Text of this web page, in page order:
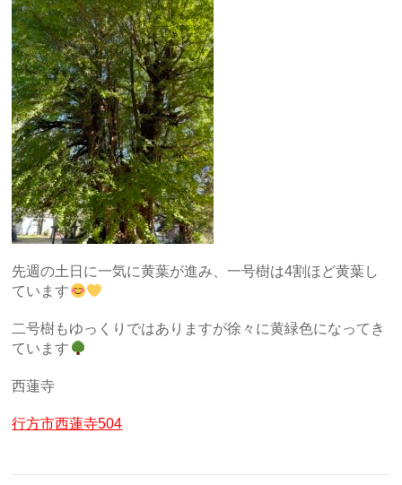
先週の土日に一気に黄葉が進み、一号樹は4割ほど黄葉し
ています
二号樹もゆっくりではありますが徐々に黄緑色になってき
ています
西蓮寺
行方市西蓮寺504